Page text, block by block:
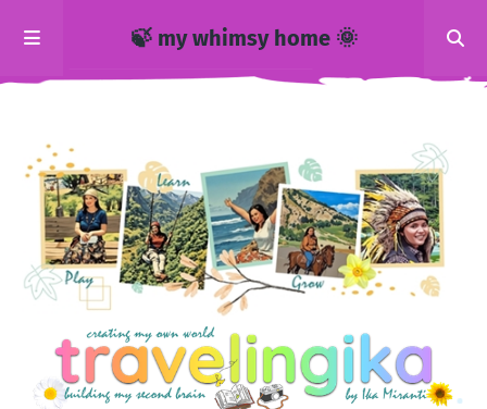
🍃 my whimsy home 🌞